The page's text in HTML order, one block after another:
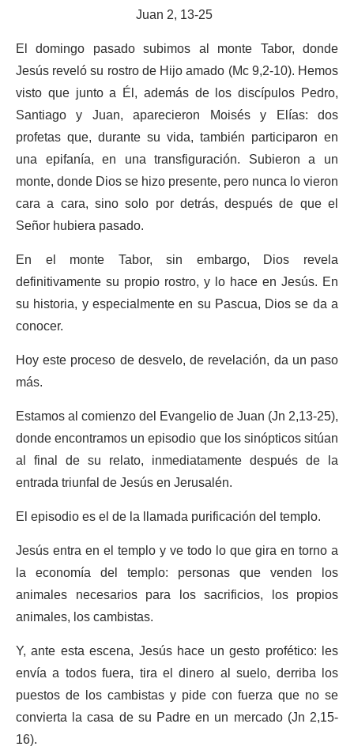
Juan 2, 13-25
El domingo pasado subimos al monte Tabor, donde
Jesús reveló su rostro de Hijo amado (Mc 9,2-10). Hemos
visto que junto a Él, además de los discípulos Pedro,
Santiago y Juan, aparecieron Moisés y Elías: dos
profetas que, durante su vida, también participaron en
una epifanía, en una transfiguración. Subieron a un
monte, donde Dios se hizo presente, pero nunca lo vieron
cara a cara, sino solo por detrás, después de que el
Señor hubiera pasado.
En el monte Tabor, sin embargo, Dios revela
definitivamente su propio rostro, y lo hace en Jesús. En
su historia, y especialmente en su Pascua, Dios se da a
conocer.
Hoy este proceso de desvelo, de revelación, da un paso
más.
Estamos al comienzo del Evangelio de Juan (Jn 2,13-25),
donde encontramos un episodio que los sinópticos sitúan
al final de su relato, inmediatamente después de la
entrada triunfal de Jesús en Jerusalén.
El episodio es el de la llamada purificación del templo.
Jesús entra en el templo y ve todo lo que gira en torno a
la economía del templo: personas que venden los
animales necesarios para los sacrificios, los propios
animales, los cambistas.
Y, ante esta escena, Jesús hace un gesto profético: les
envía a todos fuera, tira el dinero al suelo, derriba los
puestos de los cambistas y pide con fuerza que no se
convierta la casa de su Padre en un mercado (Jn 2,15-
16).